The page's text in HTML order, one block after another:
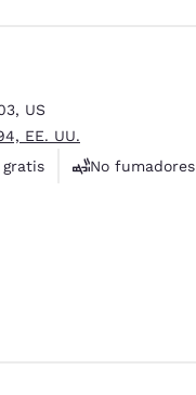
, US
EE. UU.
gratis
No fumadores
reseñas